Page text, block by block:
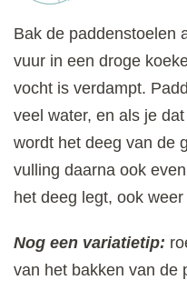
Bak de paddenstoelen
vuur in een droge
vocht is verdampt.
veel water, en als je
wordt het deeg van de
vulling daarna ook
het deeg legt, ook
Nog een variatietip:
van het bakken van de